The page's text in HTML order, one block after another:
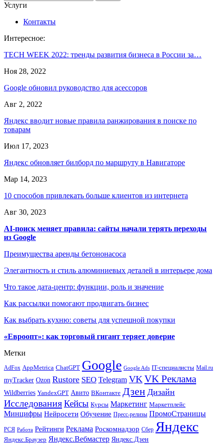
Услуги
Контакты
Интересное:
TECH WEEK 2022: тренды развития бизнеса в России за…
Ноя 28, 2022
Google обновил руководство для асессоров
Авг 2, 2022
Яндекс вводит новые правила ранжирования в поиске по
товарам
Июл 17, 2023
Яндекс обновляет билборд по маршруту в Навигаторе
Мар 14, 2023
10 способов привлекать больше клиентов из интернета
Авг 30, 2023
AI-поиск меняет правила: сайты начали терять переходы
из Google
Преимущества аренды бетононасоса
Элегантность и стиль алюминиевых деталей в интерьере дома
Что такое дата-центр: функции, роль и значение
Как рассылки помогают продвигать бизнес
Как выбрать кухню: советы для успешной покупки
«Евроопт»: как торговый гигант теряет доверие
Метки
AdFox AppMetrica ChatGPT Google Google Ads IT-специалисты Mail.ru
myTracker Ozon Rustore SEO Telegram VKVK Реклама
Wildberries YandexGPT Авито ВКонтакте Дзен Дизайн
ИсследованияКейсы Курсы Маркетинг Маркетплейс
Минцифры Нейросети Обучение Пресс-релизы ПромоСтраницы
РСЯ Работа Рейтинги Реклама Роскомнадзор Сбер Яндекс
Яндекс.Браузер Яндекс.Вебмастер Яндекс.Дзен